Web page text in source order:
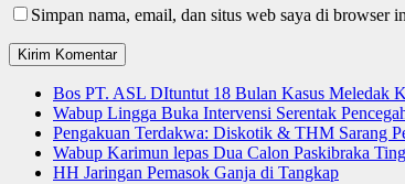
Simpan nama, email, dan situs web saya di browser
Bos PT. ASL DItuntut 18 Bulan Kasus Meledak
Wabup Lingga Buka Intervensi Serentak
Pengakuan Terdakwa: Diskotik & THM Sarang
Wabup Karimun lepas Dua Calon Paskibraka
HH Jaringan Pemasok Ganja di Tangkap